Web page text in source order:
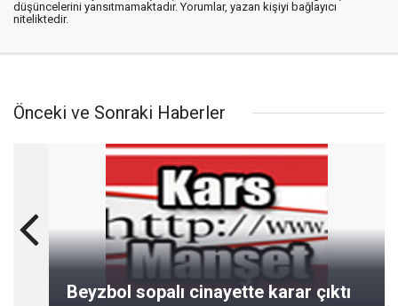
düşüncelerini yansıtmamaktadır. Yorumlar, yazan kişiyi bağlayıcı
niteliktedir.
Önceki ve Sonraki Haberler
Beyzbol sopalı cinayette karar çıktı